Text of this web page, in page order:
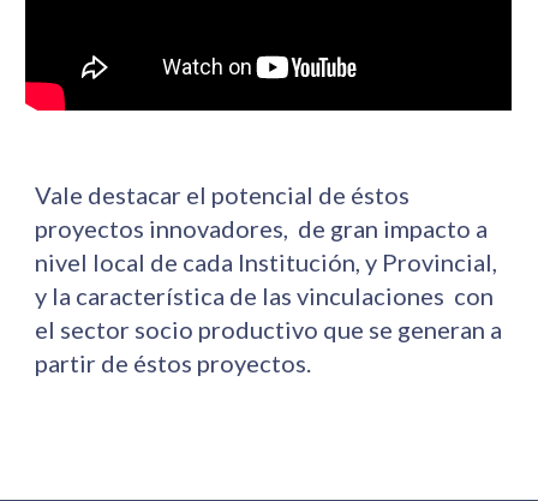
Vale destacar el potencial de éstos
proyectos innovadores,  de gran impacto a
nivel local de cada Institución, y Provincial,
y la característica de las vinculaciones  con
el sector socio productivo que se generan a
partir de éstos proyectos.